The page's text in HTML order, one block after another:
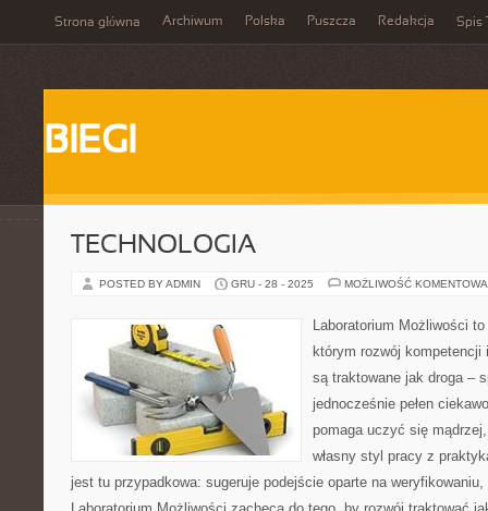
Strona główna Archiwum Polska Puszcza Redakcja Spis
BIEGI
TECHNOLOGIA
POSTED BY ADMIN GRU - 28 - 2025 MOŻLIWOŚĆ
Laboratorium Możliwości
którym rozwój
są traktowane jak droga –
jednocześnie pełen
pomaga uczyć się
własny styl pracy z
jest tu przypadkowa: sugeruje podejście oparte na